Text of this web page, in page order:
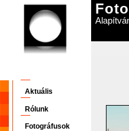
Aktuális
Rólunk
Fotográfusok